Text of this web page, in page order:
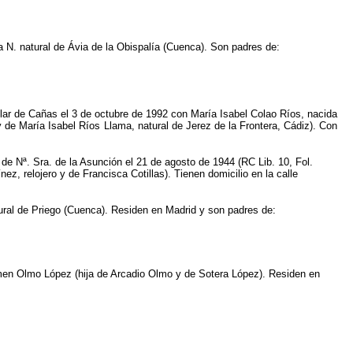
natural de Ávia de la Obispalía (Cuenca). Son padres de:
de Cañas el 3 de octubre de 1992 con María Isabel Colao Ríos, nacida
María Isabel Ríos Llama, natural de Jerez de la Frontera, Cádiz). Con
Nª. Sra. de la Asunción el 21 de agosto de 1944 (RC Lib. 10, Fol.
relojero y de Francisca Cotillas). Tienen domicilio en la calle
de Priego (Cuenca). Residen en Madrid y son padres de:
Olmo López (hija de Arcadio Olmo y de Sotera López). Residen en